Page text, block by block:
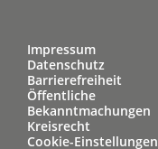
Impressum
Datenschutz
Barrierefreiheit
Öffentliche
Bekanntmachungen
Kreisrecht
Cookie-Einstellungen